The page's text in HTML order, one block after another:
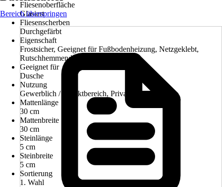
Fliesenoberfläche
Glasiert
Fliesenscherben
Durchgefärbt
Eigenschaft
Frostsicher, Geeignet für Fußbodenheizung, Netzgeklebt,
Rutschhemmend
Geeignet für
Dusche
Nutzung
Gewerblich / Objektbereich, Privat
Mattenlänge
30 cm
Mattenbreite
30 cm
Steinlänge
5 cm
Steinbreite
5 cm
Sortierung
1. Wahl
Bereich überspringen